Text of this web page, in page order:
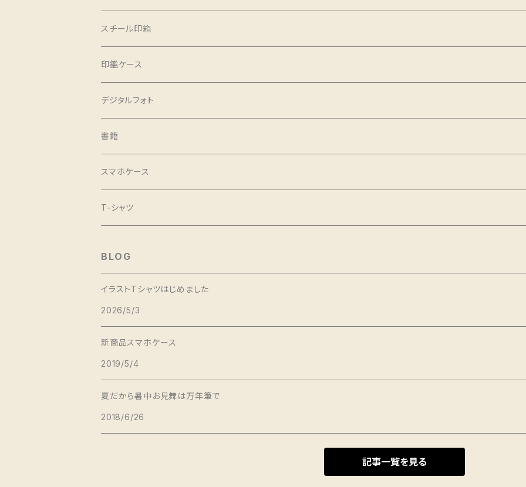
スチール印箱
印鑑ケース
デジタルフォト
書籍
グルメ誌
スマホケース
iPhoneX
T-シャツ
BLOG
イラストTシャツはじめました
2026/5/3
新商品スマホケース
2019/5/4
夏だから暑中お見舞は万年筆で
2018/6/26
記事一覧を見る